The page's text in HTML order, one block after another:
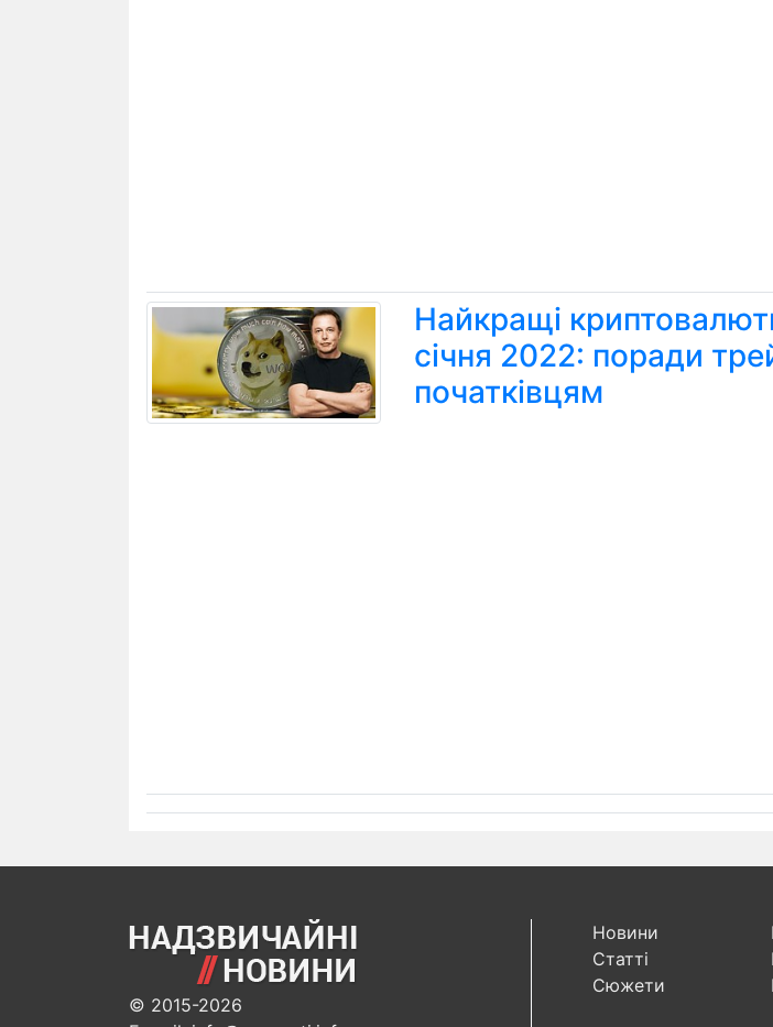
Найкращі
січня 2022: поради
початківцям
© 2015-2026
Новини
Статті
Сюжети